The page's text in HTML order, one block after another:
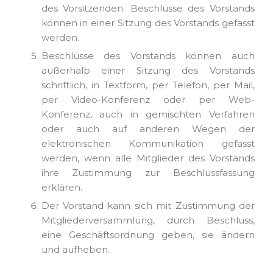
des Vorsitzenden. Beschlüsse des Vorstands
können in einer Sitzung des Vorstands gefasst
werden.
Beschlüsse des Vorstands können auch
außerhalb einer Sitzung des Vorstands
schriftlich, in Textform, per Telefon, per Mail,
per Video-Konferenz oder per Web-
Konferenz, auch in gemischten Verfahren
oder auch auf anderen Wegen der
elektronischen Kommunikation gefasst
werden, wenn alle Mitglieder des Vorstands
ihre Zustimmung zur Beschlussfassung
erklären.
Der Vorstand kann sich mit Zustimmung der
Mitgliederversammlung, durch Beschluss,
eine Geschäftsordnung geben, sie ändern
und aufheben.